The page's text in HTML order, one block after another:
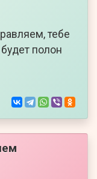
тебе
полон